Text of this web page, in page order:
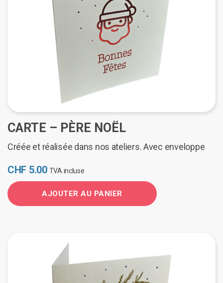
CARTE – PÈRE NOËL
Créée et réalisée dans nos ateliers. Avec enveloppe
CHF 5.00 TVA incluse
AJOUTER AU PANIER